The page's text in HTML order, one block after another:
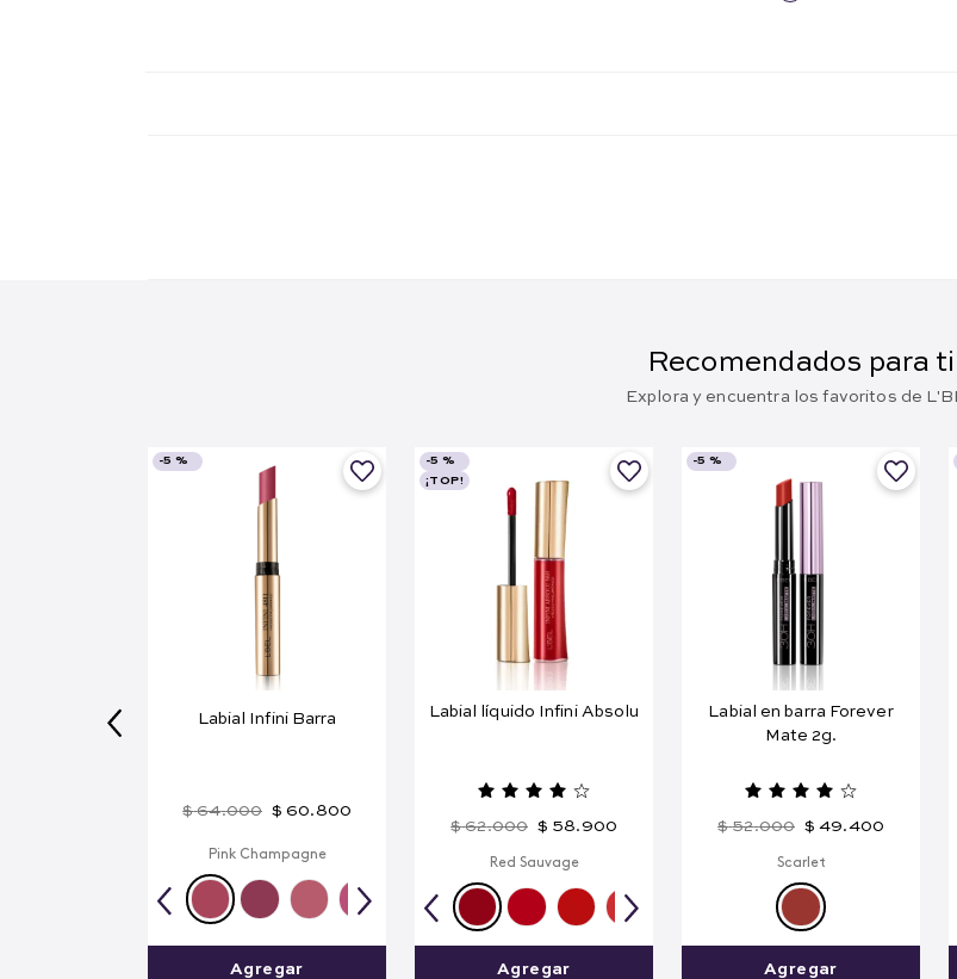
Recomendados para ti
Explora y encuentra los favoritos de
-5 %
Labial Infini Barra
$ 64.000 $ 60.800
Pink Champagne
Agregar
-5 %
¡TOP!
Labial líquido Infini Absolu
$ 62.000 $ 58.900
Red Sauvage
Agregar
-5 %
Labial en barra Forever
Mate 2g.
$ 52.000 $ 49.400
Scarlet
Agregar